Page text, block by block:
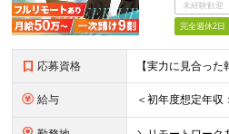
未経験歓迎
完全週休2日
応募資格
給与